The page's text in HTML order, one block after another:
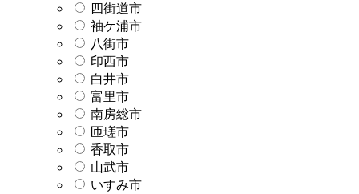
四街道市
袖ケ浦市
八街市
印西市
白井市
富里市
南房総市
匝瑳市
香取市
山武市
いすみ市